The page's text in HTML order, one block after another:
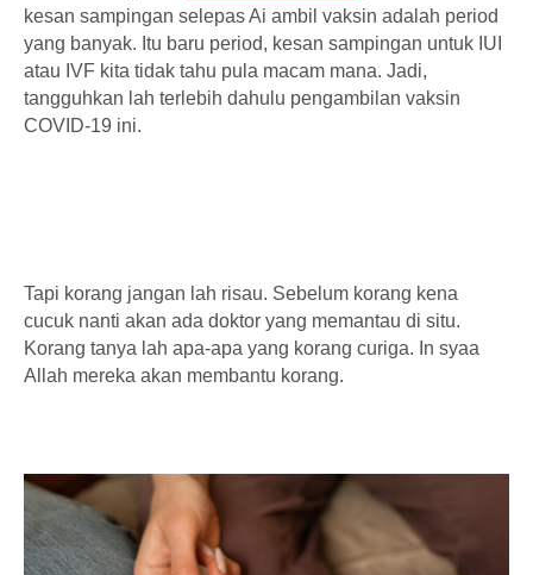
kesan sampingan selepas Ai ambil vaksin adalah period
yang banyak. Itu baru period, kesan sampingan untuk IUI
atau IVF kita tidak tahu pula macam mana. Jadi,
tangguhkan lah terlebih dahulu pengambilan vaksin
COVID-19 ini.
Tapi korang jangan lah risau. Sebelum korang kena
cucuk nanti akan ada doktor yang memantau di situ.
Korang tanya lah apa-apa yang korang curiga. In syaa
Allah mereka akan membantu korang.